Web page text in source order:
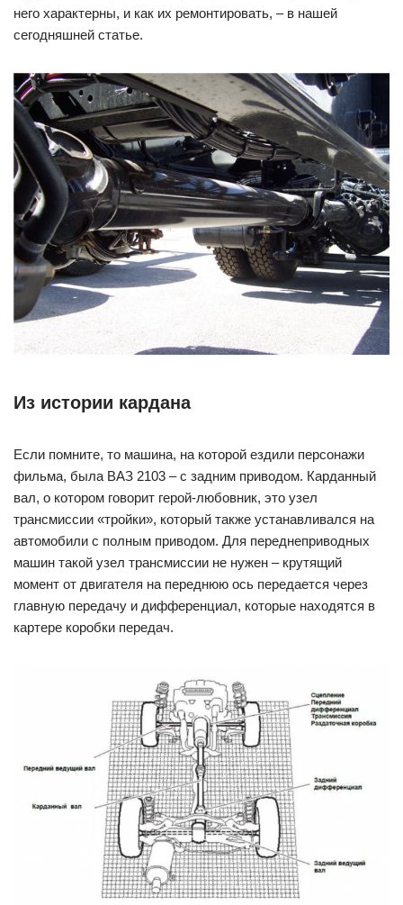
него характерны, и как их ремонтировать, – в нашей
сегодняшней статье.
Из истории кардана
Если помните, то машина, на которой ездили персонажи
фильма, была ВАЗ 2103 – с задним приводом. Карданный
вал, о котором говорит герой-любовник, это узел
трансмиссии «тройки», который также устанавливался на
автомобили с полным приводом. Для переднеприводных
машин такой узел трансмиссии не нужен – крутящий
момент от двигателя на переднюю ось передается через
главную передачу и дифференциал, которые находятся в
картере коробки передач.